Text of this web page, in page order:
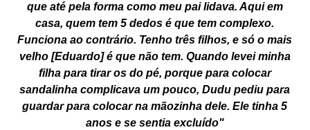
que até pela forma como meu pai lidava. Aqui em
casa, quem tem 5 dedos é que tem complexo.
Funciona ao contrário. Tenho três filhos, e só o mais
velho [Eduardo] é que não tem. Quando levei minha
filha para tirar os do pé, porque para colocar
sandalinha complicava um pouco, Dudu pediu para
guardar para colocar na mãozinha dele. Ele tinha 5
anos e se sentia excluído"